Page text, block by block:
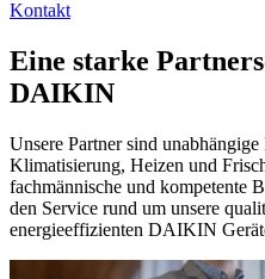
Kontakt
Eine starke
DAIKIN
Unsere Partner sind
Klimatisierung, Heizen und
fachmännische und kompetente
den Service rund um unsere
energieeffizienten DAIKIN